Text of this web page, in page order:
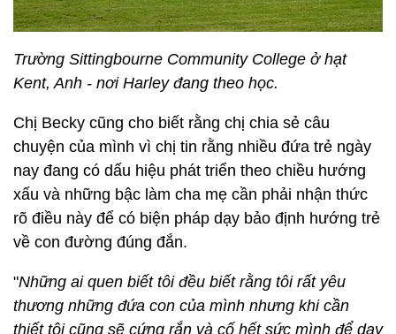
Trường Sittingbourne Community College ở hạt
Kent, Anh - nơi Harley đang theo học.
Chị Becky cũng cho biết rằng chị chia sẻ câu
chuyện của mình vì chị tin rằng nhiều đứa trẻ ngày
nay đang có dấu hiệu phát triển theo chiều hướng
xấu và những bậc làm cha mẹ cần phải nhận thức
rõ điều này để có biện pháp dạy bảo định hướng trẻ
về con đường đúng đắn.
"Những ai quen biết tôi đều biết rằng tôi rất yêu
thương những đứa con của mình nhưng khi cần
thiết tôi cũng sẽ cứng rắn và cố hết sức mình để dạy